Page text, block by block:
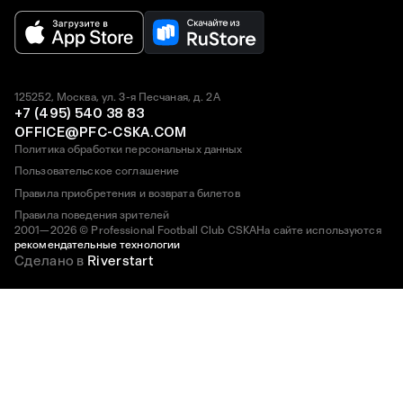
2001—2026 © Professional Football Club CSKAНа сайте используются
рекомендательные технологии
125252, Москва, ул. 3-я Песчаная, д. 2А
+7 (495) 540 38 83
OFFICE@PFC-CSKA.COM
Политика обработки персональных данных
Пользовательское соглашение
Правила приобретения и возврата билетов
Правила поведения зрителей
Сделано в Riverstart